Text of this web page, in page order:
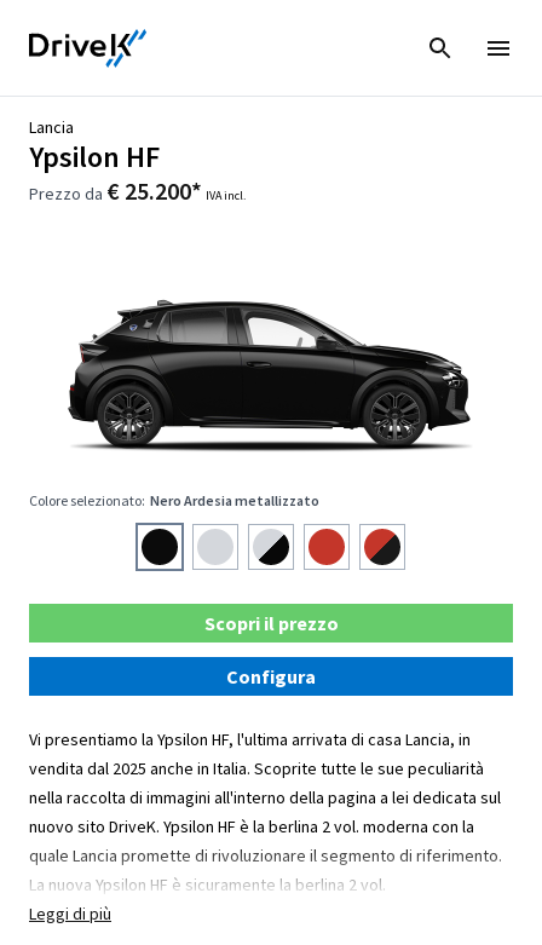
Lancia
Ypsilon HF
Prezzo da € 25.200* IVA incl.
Colore selezionato: Nero Ardesia metallizzato
Scopri il prezzo
Configura
Vi presentiamo la Ypsilon HF, l'ultima arrivata di casa Lancia, in
vendita dal 2025 anche in Italia. Scoprite tutte le sue peculiarità
nella raccolta di immagini all'interno della pagina a lei dedicata sul
nuovo sito DriveK. Ypsilon HF è la berlina 2 vol. moderna con la
quale Lancia promette di rivoluzionare il segmento di riferimento.
La nuova Ypsilon HF è sicuramente la berlina 2 vol.
Leggi di più